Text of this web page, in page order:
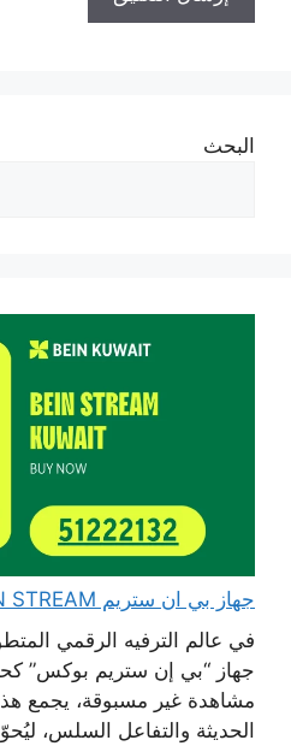
البحث
جهاز بي ان ستريم beIN STREAM الكويت مع اشتراك
في عالم الترفيه الرقمي
جهاز “بي إن ستريم بوكس”
مشاهدة غير مسبوقة، يجمع هذا
الحديثة والتفاعل السلس،